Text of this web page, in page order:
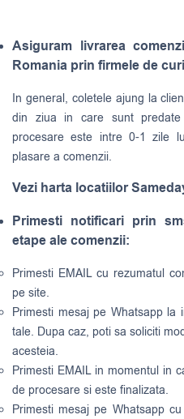
Asiguram livrarea
Romania prin firmele de
In general, coletele ajung la
din ziua in care sunt
procesare este intre 0-1 zile
plasare a comenzii.
Vezi harta locatiilor
Primesti notificari prin
etape ale comenzii:
Primesti EMAIL cu rezumatul
pe site.
Primesti mesaj pe Whatsapp
tale. Dupa caz, poti sa soliciti
acesteia.
Primesti EMAIL in momentul in
de procesare si este finalizata.
Primesti mesaj pe Whatsapp